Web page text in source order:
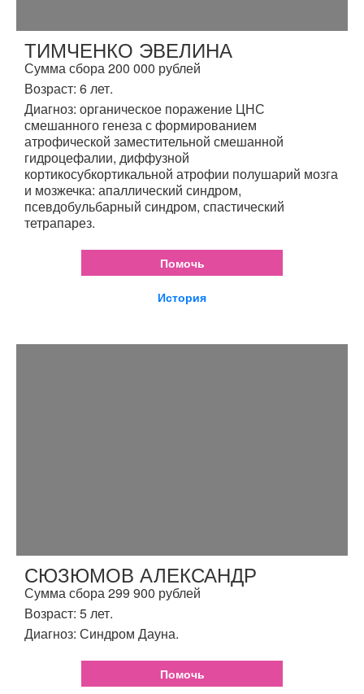
ТИМЧЕНКО ЭВЕЛИНА
Сумма сбора 200 000 рублей
Возраст: 6 лет.
Диагноз: органическое поражение ЦНС
смешанного генеза с формированием
атрофической заместительной смешанной
гидроцефалии, диффузной
кортикосубкортикальной атрофии полушарий мозга
и мозжечка: апаллический синдром,
псевдобульбарный синдром, спастический
тетрапарез.
Помочь
История
СЮЗЮМОВ АЛЕКСАНДР
Сумма сбора 299 900 рублей
Возраст: 5 лет.
Диагноз: Синдром Дауна.
Помочь